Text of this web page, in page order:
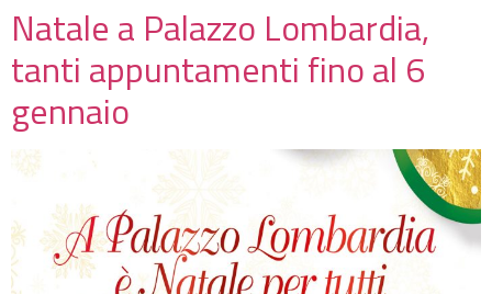
Natale a Palazzo Lombardia,
tanti appuntamenti fino al 6
gennaio